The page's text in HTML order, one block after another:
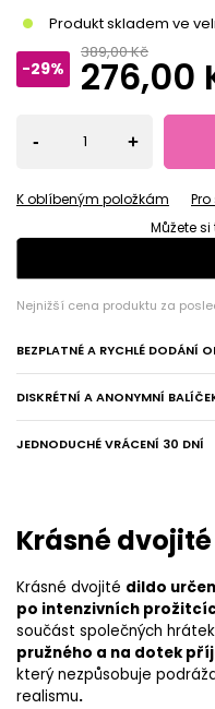
Produkt skladem ve
-29%
389,00 Kč
276,00
- +
K oblíbeným položkám
Můžete
Nejnižší cena produktu za
BEZPLATNÉ A RYCHLÉ DODÁNÍ
DISKRÉTNÍ A ANONYMNÍ
JEDNODUCHÉ VRÁCENÍ 30 DNÍ
Krásné
Krásné dvojité dildo
po intenzivních
součást společných
pružného a na dotek
který nezpůsobuje
realismu.